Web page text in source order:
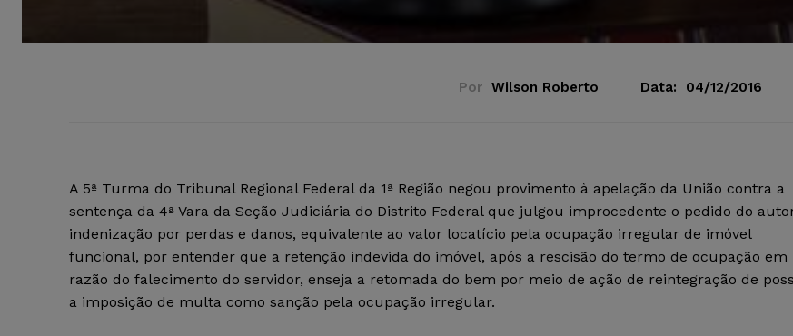
Por Wilson Roberto Data: 04/12/2016
A 5ª Turma do Tribunal Regional Federal da 1ª Região negou provimento à apelação da União contra a
sentença da 4ª Vara da Seção Judiciária do Distrito Federal que julgou improcedente o pedido do
indenização por perdas e danos, equivalente ao valor locatício pela ocupação irregular de imóvel
funcional, por entender que a retenção indevida do imóvel, após a rescisão do termo de ocupação em
razão do falecimento do servidor, enseja a retomada do bem por meio de ação de reintegração de
a imposição de multa como sanção pela ocupação irregular.